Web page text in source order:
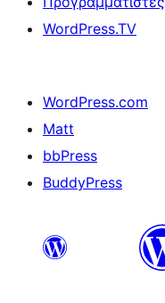
WordPress.TV
WordPress.com
Matt
bbPress
BuddyPress